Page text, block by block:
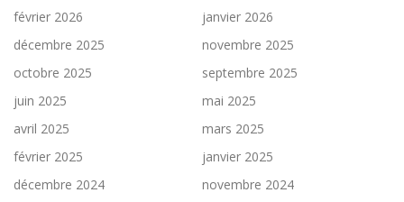
février 2026
janvier 2026
décembre 2025
novembre 2025
octobre 2025
septembre 2025
juin 2025
mai 2025
avril 2025
mars 2025
février 2025
janvier 2025
décembre 2024
novembre 2024